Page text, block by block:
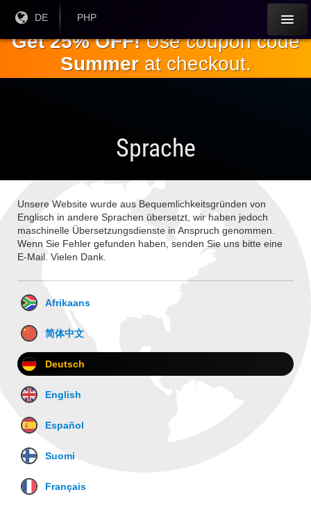
Hauptinhalt
Aktuelle
Sprache:
DE
Aktuelle
PHP
Get 25% OFF!Use coupon code
Summerat checkout.
Sprache
Unsere Website wurde aus Bequemlichkeitsgründen von
Englisch in andere Sprachen übersetzt, wir haben jedoch
maschinelle Übersetzungsdienste in Anspruch genommen.
Wenn Sie Fehler gefunden haben, senden Sie uns bitte eine
E-Mail. Vielen Dank.
Afrikaans
简体中文
Deutsch
English
Español
Suomi
Français